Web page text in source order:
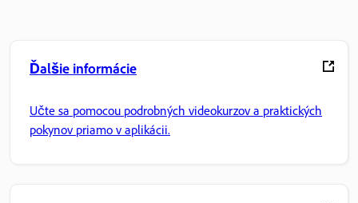
Ďalšie informácie
Učte sa pomocou podrobných videokurzov a praktických
pokynov priamo v aplikácii.